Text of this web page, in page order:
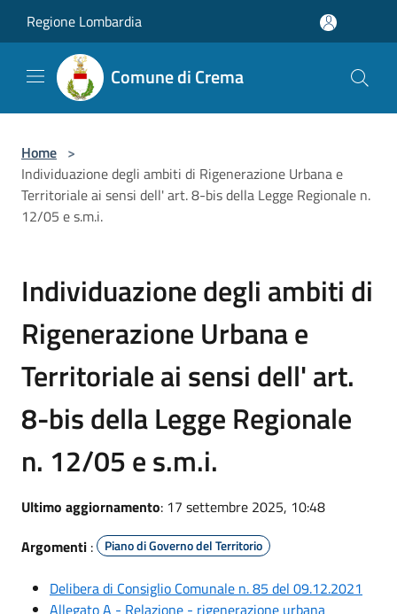
Regione Lombardia
Comune di Crema
Home >
Individuazione degli ambiti di Rigenerazione Urbana e
Territoriale ai sensi dell' art. 8-bis della Legge Regionale n.
12/05 e s.m.i.
Individuazione degli ambiti di
Rigenerazione Urbana e
Territoriale ai sensi dell' art.
8-bis della Legge Regionale
n. 12/05 e s.m.i.
Ultimo aggiornamento: 17 settembre 2025, 10:48
Argomenti : Piano di Governo del Territorio
Delibera di Consiglio Comunale n. 85 del 09.12.2021
Allegato A - Relazione - rigenerazione urbana